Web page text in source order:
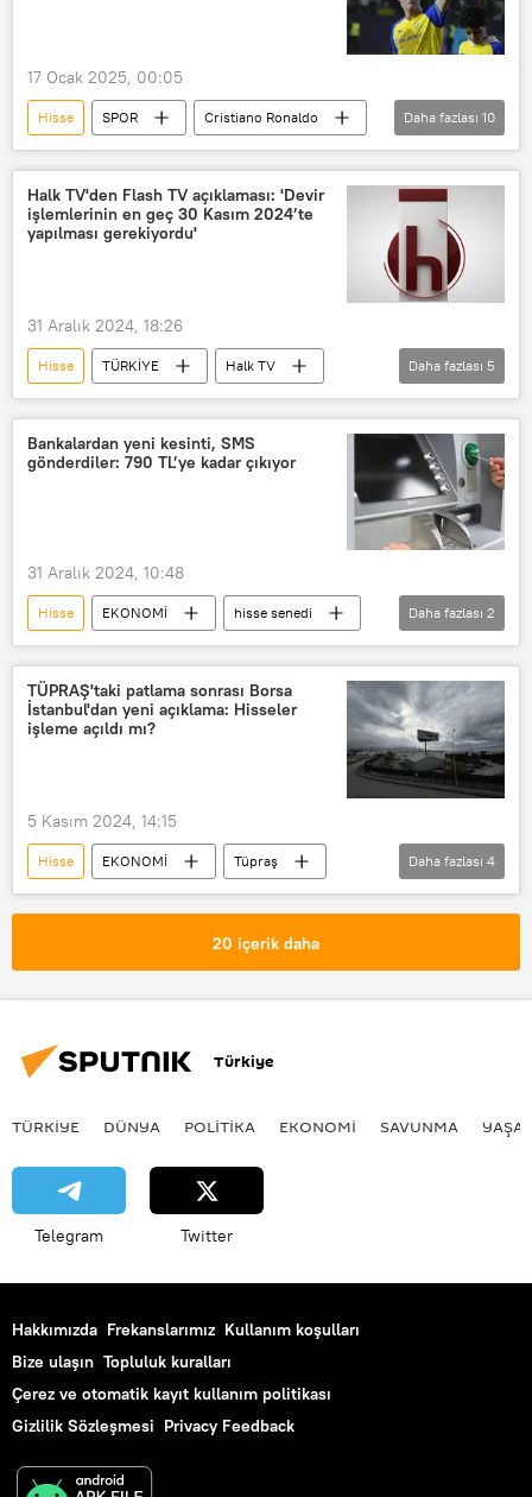
Emeklilik maaşı
17 Ocak 2025, 00:05
Hisse SPOR
Cristiano Ronaldo
Futbol
Futbol maçı
Transfer
Sözleşme
Al Nasr
Suudi Arabistan
Euro
Daha fazlası 10
Halk TV'den Flash TV açıklaması: 'Devir
işlemlerinin en geç 30 Kasım 2024’te
yapılması gerekiyordu'
31 Aralık 2024, 18:26
Hisse TÜRKİYE
Halk TV
Flash TV
Cafer Mahiroğlu
satın alma
Devir
devir teslim
Daha fazlası 5
Bankalardan yeni kesinti, SMS
gönderdiler: 790 TL’ye kadar çıkıyor
31 Aralık 2024, 10:48
Hisse EKONOMİ
hisse senedi
Banka
Kesinti
Daha fazlası 2
TÜPRAŞ'taki patlama sonrası Borsa
İstanbul'dan yeni açıklama: Hisseler
işleme açıldı mı?
5 Kasım 2024, 14:15
Hisse EKONOMİ
Tüpraş
TÜPRAŞ
Patlama
Daha fazlası 4
20 içerik daha
Türkiye
TÜRKIYE DÜNYA POLİTİKA EKONOMİ SAVUNMA
Telegram Twitter
Hakkımızda Frekanslarımız Kullanım koşulları
Bize ulaşın Topluluk kuralları
Çerez ve otomatik kayıt kullanım politikası
Gizlilik Sözleşmesi Privacy Feedback